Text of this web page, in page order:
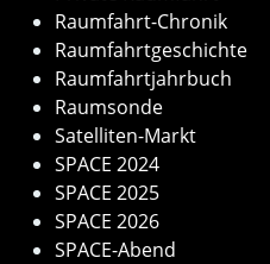
Raumfahrt-Chronik
Raumfahrtgeschichte
Raumfahrtjahrbuch
Raumsonde
Satelliten-Markt
SPACE 2024
SPACE 2025
SPACE 2026
SPACE-Abend